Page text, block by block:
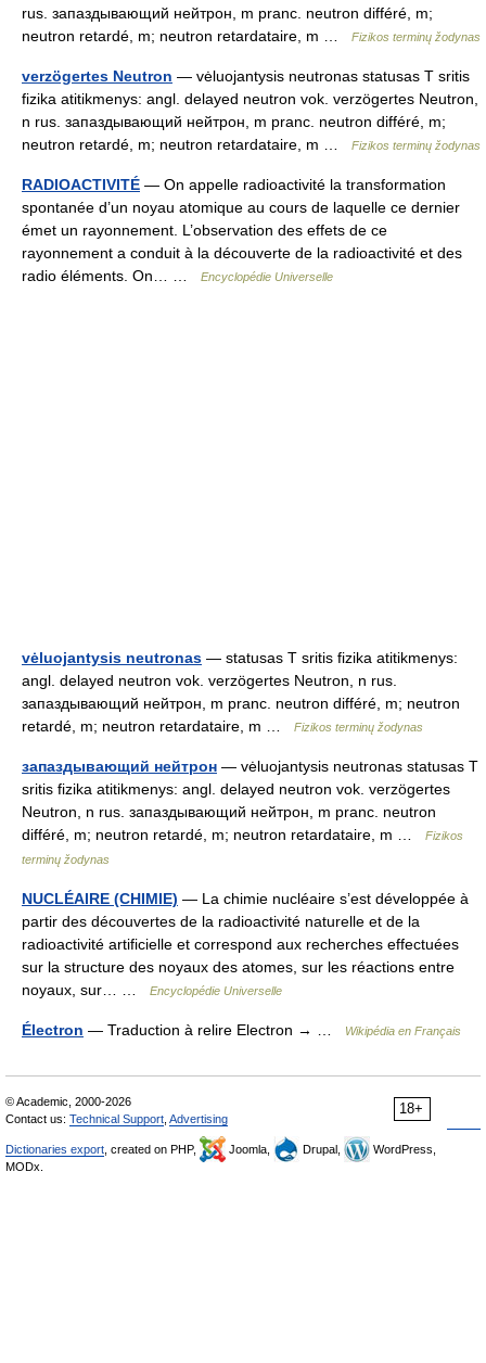
rus. запаздывающий нейтрон, m pranc. neutron différé, m;
neutron retardé, m; neutron retardataire, m …
Fizikos terminų žodynas
verzögertes Neutron — vėluojantysis neutronas statusas T sritis
fizika atitikmenys: angl. delayed neutron vok. verzögertes Neutron,
n rus. запаздывающий нейтрон, m pranc. neutron différé, m;
neutron retardé, m; neutron retardataire, m …
Fizikos terminų žodynas
RADIOACTIVITÉ — On appelle radioactivité la transformation
spontanée d’un noyau atomique au cours de laquelle ce dernier
émet un rayonnement. L’observation des effets de ce
rayonnement a conduit à la découverte de la radioactivité et des
radio éléments. On… …
Encyclopédie Universelle
vėluojantysis neutronas — statusas T sritis fizika atitikmenys:
angl. delayed neutron vok. verzögertes Neutron, n rus.
запаздывающий нейтрон, m pranc. neutron différé, m; neutron
retardé, m; neutron retardataire, m …
Fizikos terminų žodynas
запаздывающий нейтрон — vėluojantysis neutronas statusas T
sritis fizika atitikmenys: angl. delayed neutron vok. verzögertes
Neutron, n rus. запаздывающий нейтрон, m pranc. neutron
différé, m; neutron retardé, m; neutron retardataire, m …
Fizikos
terminų žodynas
NUCLÉAIRE (CHIMIE) — La chimie nucléaire s’est développée à
partir des découvertes de la radioactivité naturelle et de la
radioactivité artificielle et correspond aux recherches effectuées
sur la structure des noyaux des atomes, sur les réactions entre
noyaux, sur… …
Encyclopédie Universelle
Électron — Traduction à relire Electron → … Wikipédia en Français
18+
© Academic, 2000-2026
Contact us: Technical Support Advertising
Dictionaries export , created on PHP, Joomla, Drupal,
WordPress,
MODx.